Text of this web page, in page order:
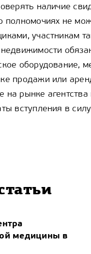
наличие
полномочиях не
участникам
недвижимости
оборудование,
продажи или
рынке
вступления в
медицины в